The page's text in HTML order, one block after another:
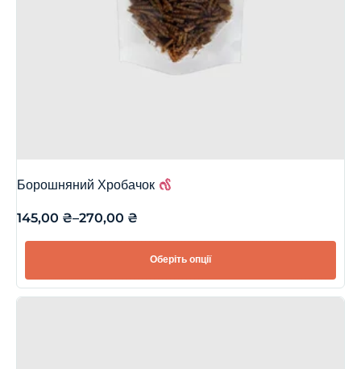
Борошняний Хробачок
145,00 ₴–270,00 ₴
Оберіть опції